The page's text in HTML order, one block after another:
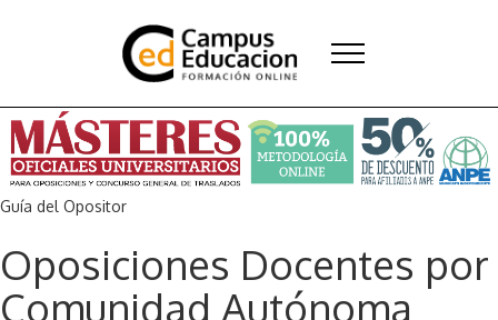
Guía del Opositor
Oposiciones Docentes por
Comunidad Autónoma